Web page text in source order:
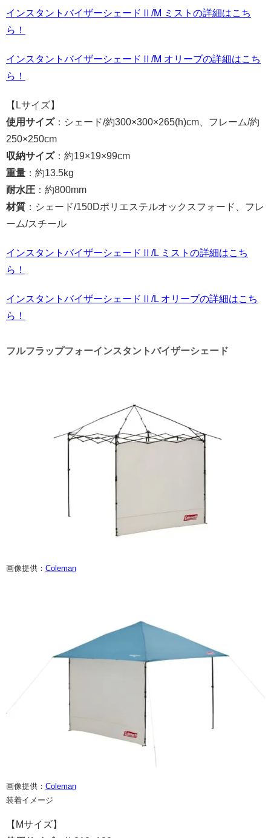
インスタントバイザーシェードⅡ/M ミストの詳細はこち
ら！
インスタントバイザーシェードⅡ/M オリーブの詳細はこち
ら！
【Lサイズ】
使用サイズ：シェード/約300×300×265(h)cm、フレーム/約
250×250cm
収納サイズ：約19×19×99cm
重量 ：約13.5kg
耐水圧 ：約800mm
材質 ：シェード/150Dポリエステルオックスフォード、フレ
ーム/スチール
インスタントバイザーシェードⅡ/L ミストの詳細はこち
ら！
インスタントバイザーシェードⅡ/L オリーブの詳細はこち
ら！
フルフラップフォーインスタントバイザーシェード
画像提供： Coleman
画像提供： Coleman
装着イメージ
【Mサイズ】